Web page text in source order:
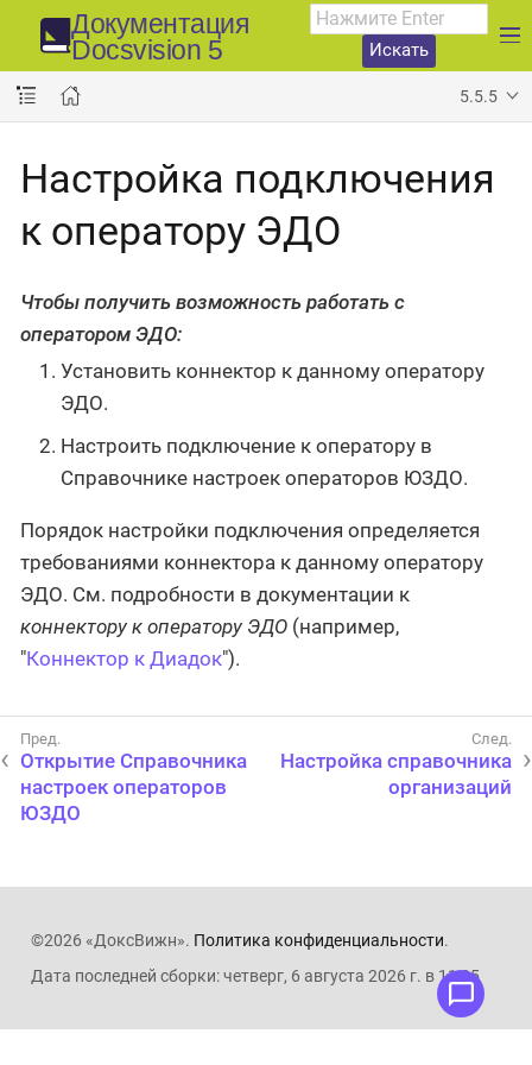
Документация
Docsvision 5
Искать
5.5.5
Настройка подключения
к оператору ЭДО
Чтобы получить возможность работать с
оператором ЭДО:
Установить коннектор к данному оператору
ЭДО.
Настроить подключение к оператору в
Справочнике настроек операторов ЮЗДО.
Порядок настройки подключения определяется
требованиями коннектора к данному оператору
ЭДО. См. подробности в документации к
коннектору к оператору ЭДО (например,
"Коннектор к Диадок").
Открытие Справочника
настроек операторов
ЮЗДО
Настройка справочника
организаций
©2026 «ДоксВижн». Политика конфиденциальности.
Дата последней сборки: четверг, 6 августа 2026 г. в 11:05